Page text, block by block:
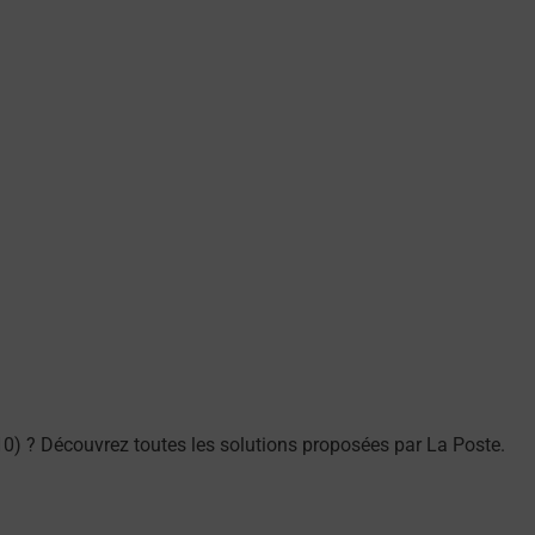
? Découvrez toutes les solutions proposées par La Poste.